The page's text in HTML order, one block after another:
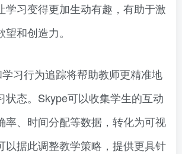
学习变得更加生动有趣，有助于激
和创造力。
习行为追踪将帮助教师更精准地
状态。Skype可以收集学生的互动
率、时间分配等数据，转化为可视
以据此调整教学策略，提供更具针